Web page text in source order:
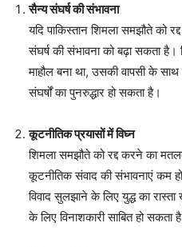
सैन्य संघर्ष की संभावना
यदि पाकिस्तान शिमला समझौते को
संघर्ष की संभावना को बढ़ा सकता है।
माहौल बना था, उसकी वापसी के साथ
संघर्षों का पुनरुद्धार हो सकता है।
कूटनीतिक प्रयासों में विघ्न
शिमला समझौते को रद्द करने का
कूटनीतिक संवाद की संभावनाएं कम
विवाद सुलझाने के लिए युद्ध का
के लिए विनाशकारी साबित हो सकता